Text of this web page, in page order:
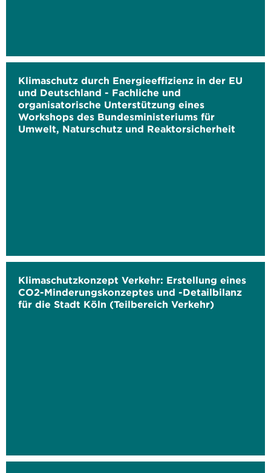
Klimaschutz durch Energieeffizienz in der EU
und Deutschland - Fachliche und
organisatorische Unterstützung eines
Workshops des Bundesministeriums für
Umwelt, Naturschutz und Reaktorsicherheit
Klimaschutzkonzept Verkehr: Erstellung eines
CO2-Minderungskonzeptes und -Detailbilanz
für die Stadt Köln (Teilbereich Verkehr)